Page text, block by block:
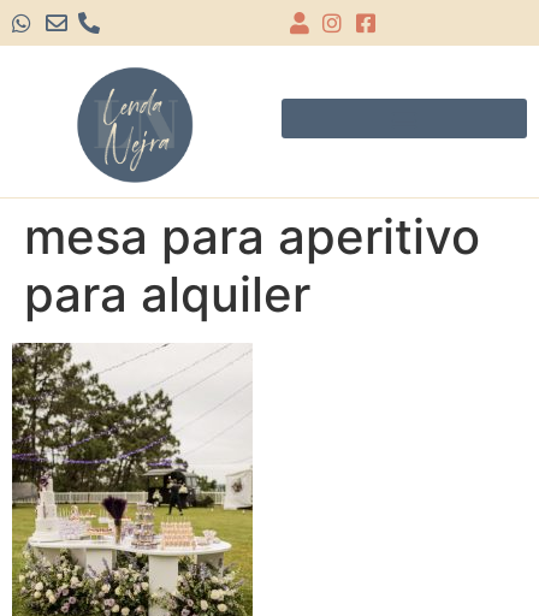
mesa para aperitivo
para alquiler